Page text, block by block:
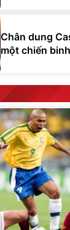
Chân dung
một chiến